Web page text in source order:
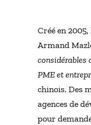
Créé en
Armand
considérables
PME et
chinois. Des
agences de
pour